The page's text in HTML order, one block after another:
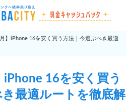
月】iPhone 16を安く買う方法｜今選ぶべき最適
iPhone 16を安く買う
最適ルートを徹底解